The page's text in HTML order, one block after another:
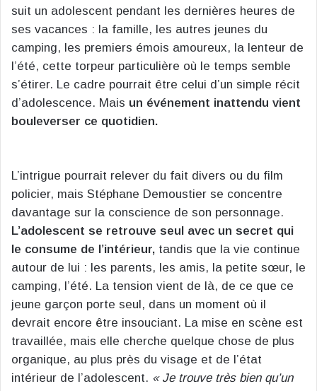
suit un adolescent pendant les dernières heures de
ses vacances : la famille, les autres jeunes du
camping, les premiers émois amoureux, la lenteur de
l’été, cette torpeur particulière où le temps semble
s’étirer. Le cadre pourrait être celui d’un simple récit
d’adolescence. Mais un événement inattendu vient
bouleverser ce quotidien.
L’intrigue pourrait relever du fait divers ou du film
policier, mais Stéphane Demoustier se concentre
davantage sur la conscience de son personnage.
L’adolescent se retrouve seul avec un secret qui
le consume de l’intérieur, tandis que la vie continue
autour de lui : les parents, les amis, la petite sœur, le
camping, l’été. La tension vient de là, de ce que ce
jeune garçon porte seul, dans un moment où il
devrait encore être insouciant. La mise en scène est
travaillée, mais elle cherche quelque chose de plus
organique, au plus près du visage et de l’état
intérieur de l’adolescent. « Je trouve très bien qu’un